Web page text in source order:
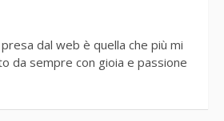
dal web è quella che più mi
da sempre con gioia e passione